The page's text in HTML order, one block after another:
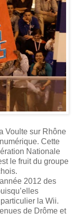
Voulte sur Rhône
Cette
Nationale
le fruit du groupe
2012 des
la Wii.
de Drôme et